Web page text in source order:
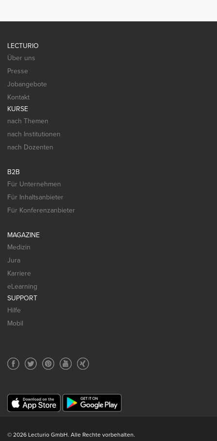
LECTURIO
Über uns
Presse
Jobangebote
Kontakt
KURSE
nach Themen
nach Institutionen
nach Dozenten
B2B
Für Unternehmen
Für Inhaltsanbieter
Für Konferenzanbieter
MAGAZINE
Medizin
Jura
Karriere
eLearning
SUPPORT
Hilfe
Mobil
© 2026 Lecturio GmbH. Alle Rechte vorbehalten.